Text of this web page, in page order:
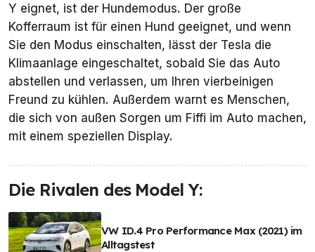
Y eignet, ist der Hundemodus. Der große
Kofferraum ist für einen Hund geeignet, und wenn
Sie den Modus einschalten, lässt der Tesla die
Klimaanlage eingeschaltet, sobald Sie das Auto
abstellen und verlassen, um Ihren vierbeinigen
Freund zu kühlen. Außerdem warnt es Menschen,
die sich von außen Sorgen um Fiffi im Auto machen,
mit einem speziellen Display.
Die Rivalen des Model Y:
VW ID.4 Pro Performance Max (2021) im
Alltagstest